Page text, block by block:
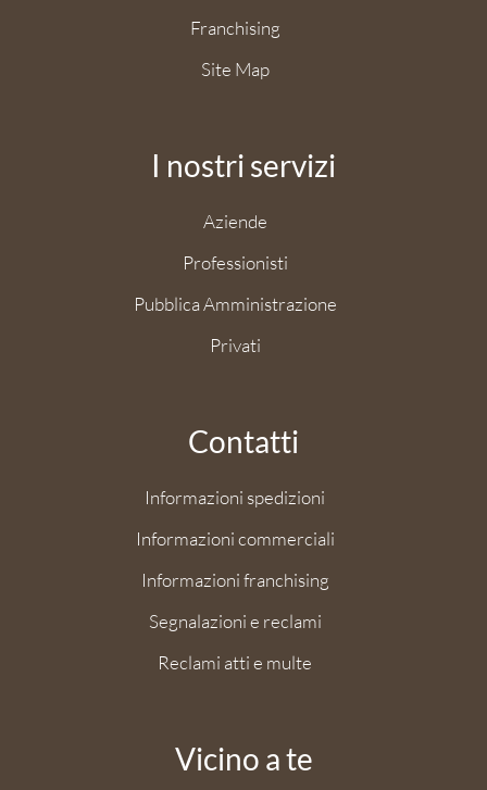
Franchising
Site Map
I nostri servizi
Aziende
Professionisti
Pubblica Amministrazione
Privati
Contatti
Informazioni spedizioni
Informazioni commerciali
Informazioni franchising
Segnalazioni e reclami
Reclami atti e multe
Vicino a te